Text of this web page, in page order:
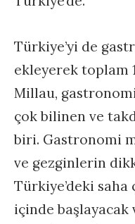
Türkiye’yi de
ekleyerek toplam
Millau,
çok bilinen ve
biri. Gastronomi
ve gezginlerin
Türkiye’deki saha
içinde başlayacak